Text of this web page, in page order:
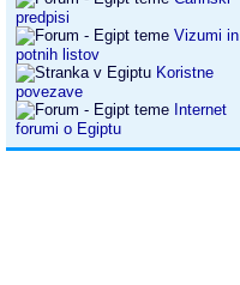
predpisi
Vizumi in
potnih listov
Koristne
povezave
Internet
forumi o Egiptu